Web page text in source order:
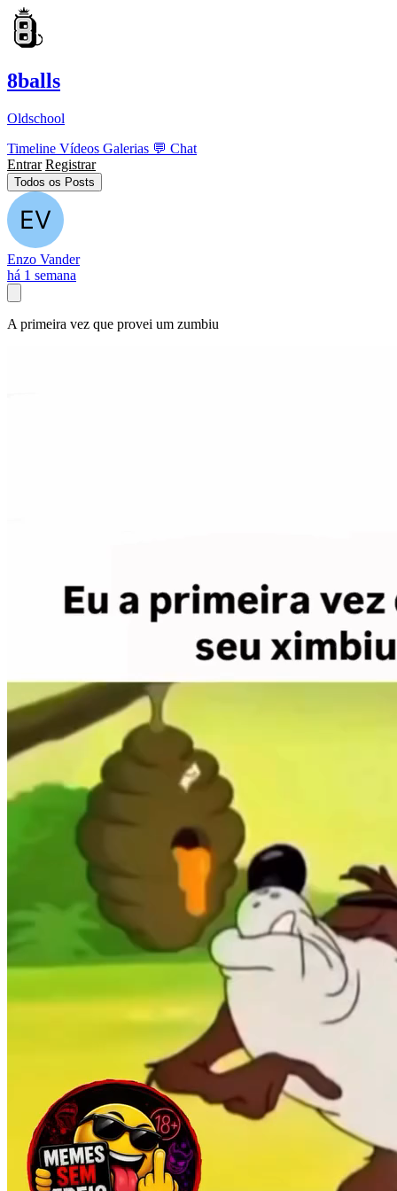
8balls
Oldschool
Timeline Vídeos Galerias 💬 Chat
Entrar Registrar
Todos os Posts
Enzo Vander
há 1 semana
A primeira vez que provei um zumbiu